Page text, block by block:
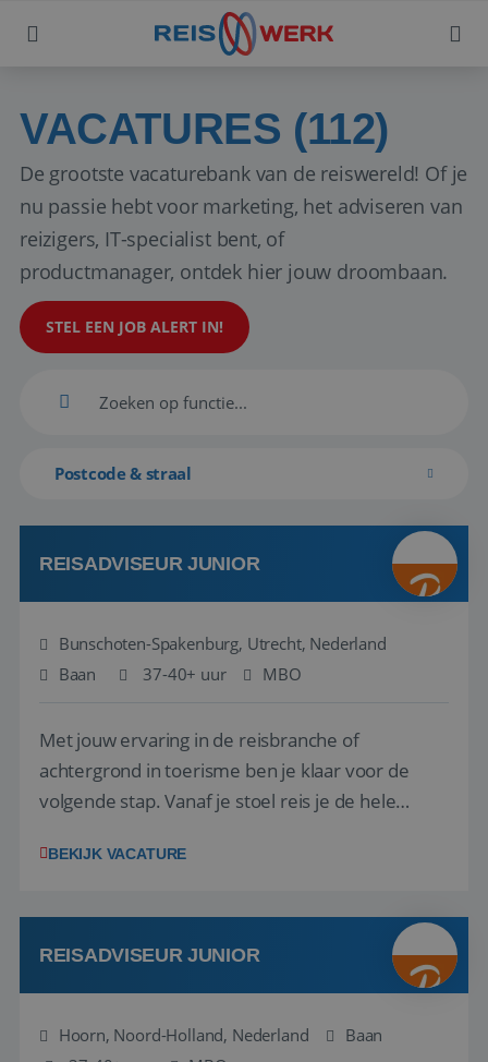
VACATURES (112)
De grootste vacaturebank van de reiswereld! Of je
nu passie hebt voor marketing, het adviseren van
reizigers, IT-specialist bent, of
productmanager, ontdek hier jouw droombaan.
STEL EEN JOB ALERT IN!
Postcode & straal
REISADVISEUR JUNIOR
Bunschoten-Spakenburg, Utrecht, Nederland
Baan
37-40+ uur MBO
Met jouw ervaring in de reisbranche of
achtergrond in toerisme ben je klaar voor de
volgende stap. Vanaf je stoel reis je de hele
wensen van je team, je klant en wat er in de
klanten te overtuigen om die droomreis te
boeken! ...
BEKIJK VACATURE
REISADVISEUR JUNIOR
Hoorn, Noord-Holland, Nederland
Baan